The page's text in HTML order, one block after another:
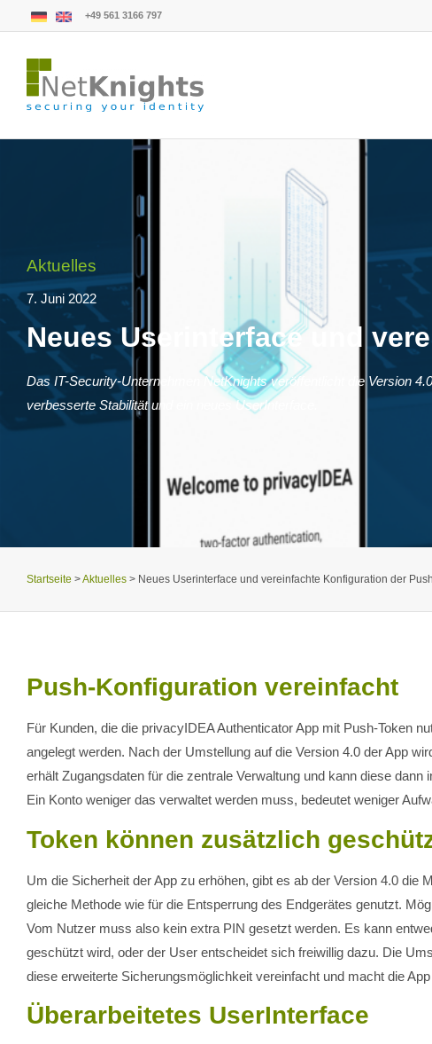
+49 561 3166 797
Aktuelles
7. Juni 2022
Neues Userinterface und
Das IT-Security-Unternehmen NetKnights veröffentlicht die Version
verbesserte Stabilität und ein neues UserInterface.
Startseite >Aktuelles > Neues Userinterface und vereinfachte Konfiguration der
Push-Konfiguration vereinfacht
Für Kunden, die die privacyIDEA Authenticator App mit Push-Token
angelegt werden. Nach der Umstellung auf die Version 4.0 der App
erhält Zugangsdaten für die zentrale Verwaltung und kann diese dann
Ein Konto weniger das verwaltet werden muss, bedeutet weniger
Token können zusätzlich
Um die Sicherheit der App zu erhöhen, gibt es ab der Version 4.0
gleiche Methode wie für die Entsperrung des Endgerätes genutzt.
Vom Nutzer muss also kein extra PIN gesetzt werden. Es kann
geschützt wird, oder der User entscheidet sich freiwillig dazu. Die
diese erweiterte Sicherungsmöglichkeit vereinfacht und macht die
Überarbeitetes UserInterface